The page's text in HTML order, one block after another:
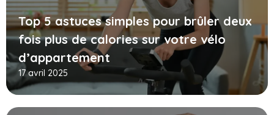
Top 5 astuces simples pour brûler deux
fois plus de calories sur votre vélo
d’appartement
17 avril 2025